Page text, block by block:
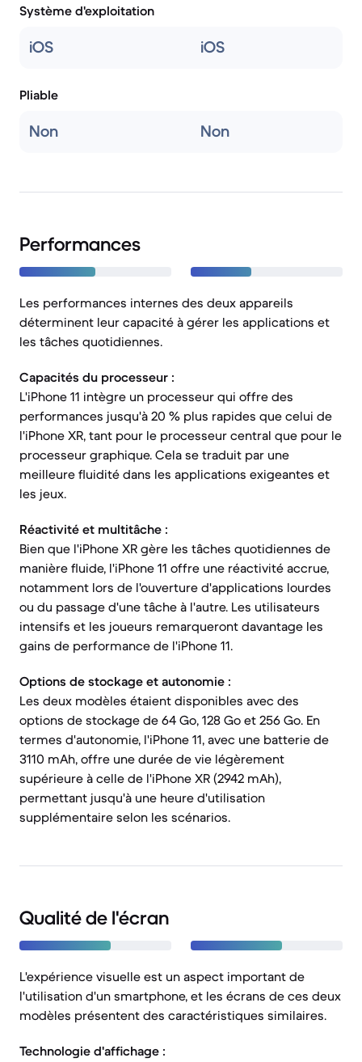
Système d'exploitation
iOS iOS
Pliable
Non Non
Performances
Les performances internes des deux appareils
déterminent leur capacité à gérer les applications et
les tâches quotidiennes.
Capacités du processeur :
L'iPhone 11 intègre un processeur qui offre des
performances jusqu'à 20 % plus rapides que celui de
l'iPhone XR, tant pour le processeur central que pour le
processeur graphique. Cela se traduit par une
meilleure fluidité dans les applications exigeantes et
les jeux.
Réactivité et multitâche :
Bien que l'iPhone XR gère les tâches quotidiennes de
manière fluide, l'iPhone 11 offre une réactivité accrue,
notamment lors de l'ouverture d'applications lourdes
ou du passage d'une tâche à l'autre. Les utilisateurs
intensifs et les joueurs remarqueront davantage les
gains de performance de l'iPhone 11.
Options de stockage et autonomie :
Les deux modèles étaient disponibles avec des
options de stockage de 64 Go, 128 Go et 256 Go. En
termes d'autonomie, l'iPhone 11, avec une batterie de
3110 mAh, offre une durée de vie légèrement
supérieure à celle de l'iPhone XR (2942 mAh),
permettant jusqu'à une heure d'utilisation
supplémentaire selon les scénarios.
Qualité de l'écran
L'expérience visuelle est un aspect important de
l'utilisation d'un smartphone, et les écrans de ces deux
modèles présentent des caractéristiques similaires.
Technologie d'affichage :